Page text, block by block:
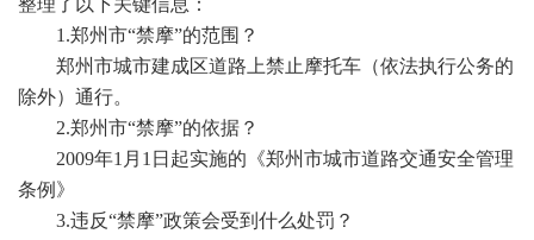
整理了以下关键信息：
1.郑州市“禁摩”的范围？
郑州市城市建成区道路上禁止摩托车（依法执行公务的
除外）通行。
2.郑州市“禁摩”的依据？
2009年1月1日起实施的《郑州市城市道路交通安全管理
条例》
3.违反“禁摩”政策会受到什么处罚？